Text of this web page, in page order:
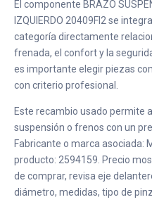
El componente BRAZO
IZQUIERDO 20409FI2 se
categoría directamente
frenada, el confort y la
es importante elegir piezas
con criterio profesional.
Este recambio usado permite
suspensión o frenos con un
Fabricante o marca asociada:
producto: 2594159. Precio
de comprar, revisa eje
diámetro, medidas, tipo de